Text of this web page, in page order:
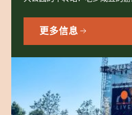
更多信息